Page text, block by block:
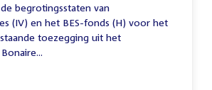
begrotingsstaten van
(IV) en het BES-fonds (H) voor het
toezegging uit het